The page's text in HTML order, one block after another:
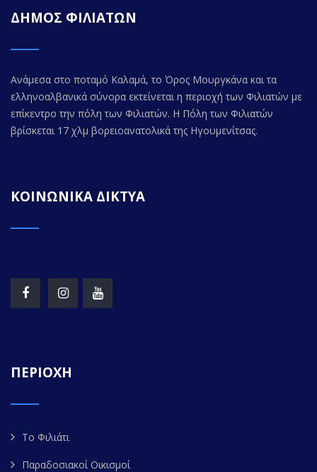
ΔΗΜΟΣ ΦΙΛΙΑΤΩΝ
Ανάμεσα στο ποταμό Καλαμά, το Όρος Μουργκάνα και τα
ελληνοαλβανικά σύνορα εκτείνεται η περιοχή των Φιλιατών με
επίκεντρο την πόλη των Φιλιατών. Η Πόλη των Φιλιατών
βρίσκεται 17 χλμ βορειοανατολικά της Ηγουμενίτσας.
ΚΟΙΝΩΝΙΚΑ ΔΙΚΤΥΑ
ΠΕΡΙΟΧΗ
Το Φιλιάτι
Παραδοσιακοί Οικισμοί